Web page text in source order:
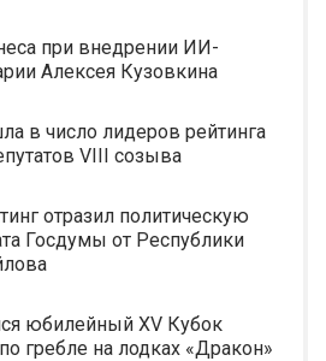
при внедрении ИИ-
Алексея Кузовкина
в число лидеров рейтинга
VIII созыва
отразил политическую
Госдумы от Республики
юбилейный XV Кубок
гребле на лодках «Дракон»